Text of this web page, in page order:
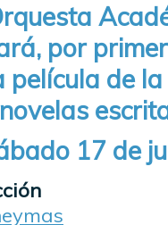
por
película de
novelas
17 de